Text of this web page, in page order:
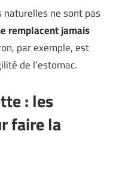
ne sont pas
remplacent jamais
par exemple, est
de l’estomac.
: les
faire la